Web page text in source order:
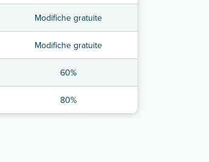
Modifiche gratuite
Modifiche gratuite
60%
80%